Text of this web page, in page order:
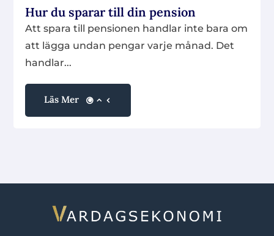
Hur du sparar till din pension
Att spara till pensionen handlar inte bara om
att lägga undan pengar varje månad. Det
handlar...
Läs Mer